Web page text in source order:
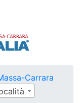
Carrara